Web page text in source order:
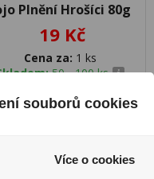
Plnění Hrošíci 80g
19 Kč
Cena za: 1 ks
50 - 100 ks
souborů cookies
Více o cookies